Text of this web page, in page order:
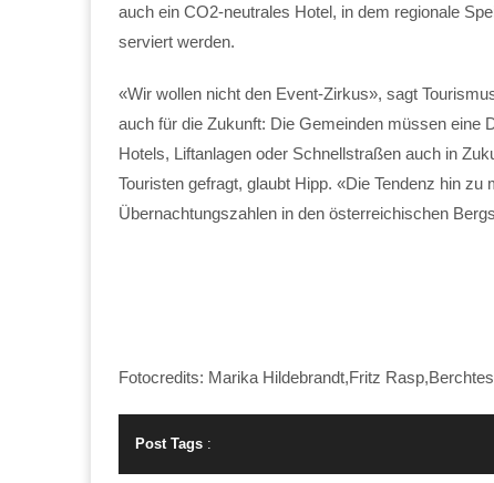
auch ein CO2-neutrales Hotel, in dem regionale
serviert werden.
«Wir wollen nicht den Event-Zirkus», sagt
auch für die Zukunft: Die Gemeinden müssen eine
Hotels, Liftanlagen oder Schnellstraßen auch in
Touristen gefragt, glaubt Hipp. «Die Tendenz hin
Übernachtungszahlen in den österreichischen
Fotocredits: Marika Hildebrandt,Fritz
Post Tags :